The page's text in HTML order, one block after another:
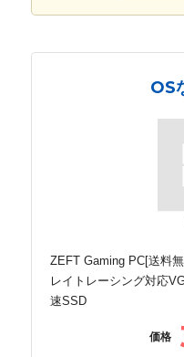
OS
ZEFT Gaming PC[送料
レイトレーシング対応
速SSD
価格